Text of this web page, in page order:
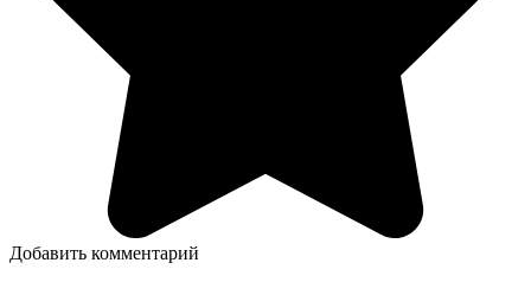
Добавить комментарий